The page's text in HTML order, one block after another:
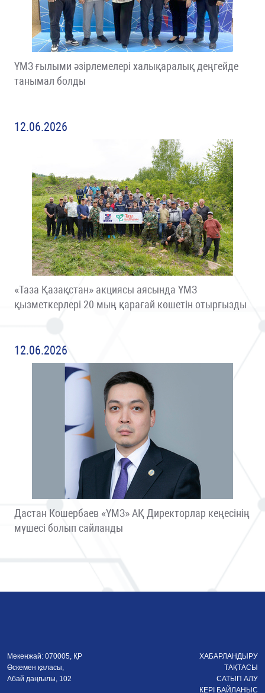
ҮМЗ ғылыми әзірлемелері халықаралық деңгейде
танымал болды
12.06.2026
«Таза Қазақстан» акциясы аясында ҮМЗ
қызметкерлері 20 мың қарағай көшетін отырғызды
12.06.2026
Дастан Кошербаев «ҮМЗ» АҚ Директорлар кеңесінің
мүшесі болып сайланды
Мекенжай: 070005, ҚР
Өскемен қаласы,
Абай даңғылы, 102
ХАБАРЛАНДЫРУ
ТАҚТАСЫ
САТЫП АЛУ
КЕРІ БАЙЛАНЫС